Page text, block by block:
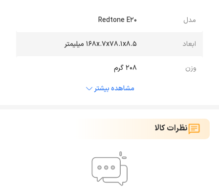
مدل Redtone E20
ابعاد 168x.7x78.1x8.5 ميليمتر
وزن
208 گرم
مشاهده بیشتر
نظرات کالا